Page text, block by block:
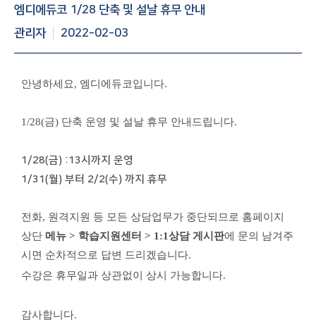
공
엠디에듀코 1/28 단축 및 설날 휴무 안내
관리자
2022-02-03
안녕하세요, 엠디에듀코입니다.
1/28(금) 단축 운영 및 설날 휴무 안내드립니다.
1/28(금) :13시까지 운영
1/31(월) 부터 2/2(수) 까지 휴무
전화, 원격지원 등 모든 상담업무가 중단되므로 홈페이지
상단 메뉴 > 학습지원센터 > 1:1상담 게시판에 문의 남겨주
시면 순차적으로 답변 드리겠습니다.
수강은 휴무일과 상관없이 상시 가능합니다.
감사합니다.​